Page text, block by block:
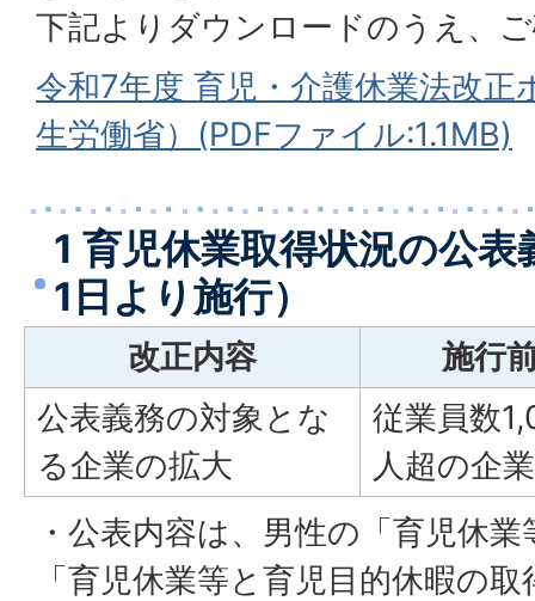
下記よりダウンロードのうえ、
令和7年度 育児・介護休業法改正
生労働省）(PDFファイル:1.1MB)
1 育児休業取得状況の公
1日より施行）
改正内容
施行
公表義務の対象とな
る企業の拡大
従業員数
人超の企業
・公表内容は、男性の「育児休
「育児休業等と育児目的休暇の